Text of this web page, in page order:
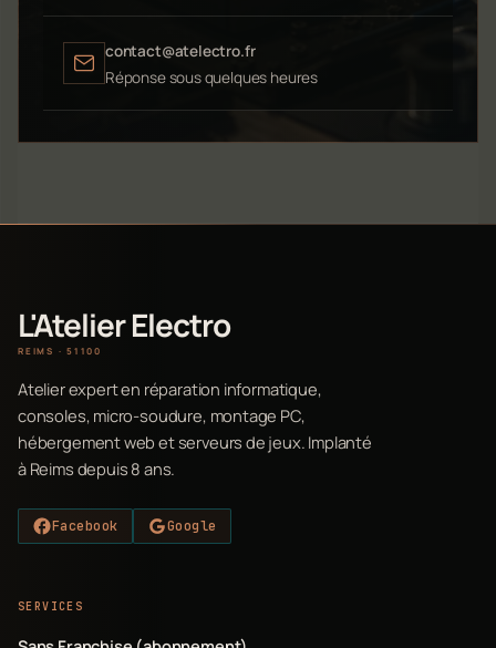
contact@atelectro.fr
Réponse sous quelques heures
L'Atelier Electro
REIMS · 51100
Atelier expert en réparation informatique,
consoles, micro-soudure, montage PC,
hébergement web et serveurs de jeux. Implanté
à Reims depuis 8 ans.
Facebook Google
SERVICES